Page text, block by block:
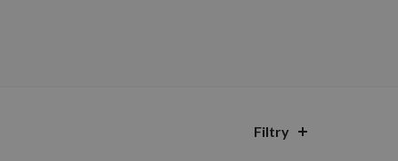
Filtry